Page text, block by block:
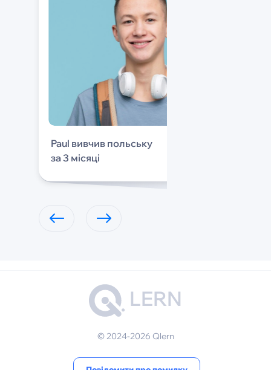
Paul вивчив польську
за 3 місяці
LERN
© 2024-2026 Qlern